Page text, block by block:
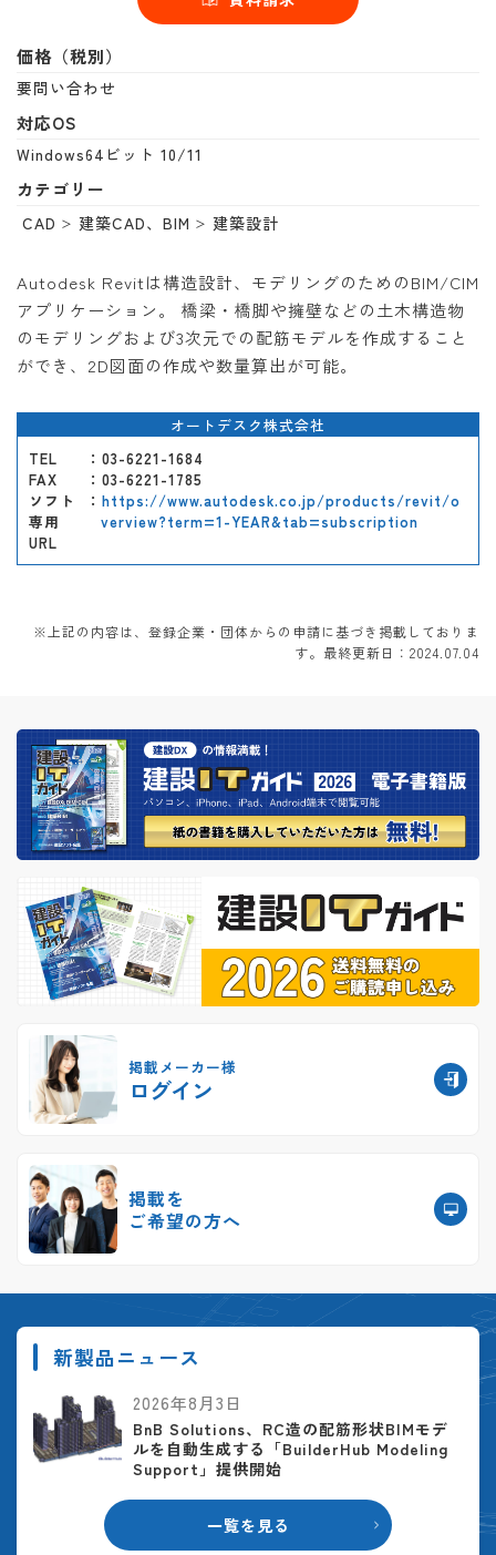
価格（税別）
要問い合わせ
対応OS
Windows64ビット 10/11
カテゴリー
CAD 建築CAD、BIM 建築設計
Autodesk Revitは構造設計、モデリングのためのBIM/CIM
アプリケーション。 橋梁・橋脚や擁壁などの土木構造物
のモデリングおよび3次元での配筋モデルを作成すること
ができ、2D図面の作成や数量算出が可能。
オートデスク株式会社
TEL
：03-6221-1684
FAX
：03-6221-1785
ソフト
専用
URL
： https://www.autodesk.co.jp/products/revit/o
verview?term=1-YEAR&tab=subscription
※上記の内容は、登録企業・団体からの申請に基づき掲載しておりま
す。最終更新日：2024.07.04
掲載メーカー様
ログイン
掲載を
ご希望の方へ
新製品ニュース
一覧を見る
2026年8月3日
BnB Solutions、RC造の配筋形状BIMモデ
ルを自動生成する「BuilderHub Modeling
Support」提供開始